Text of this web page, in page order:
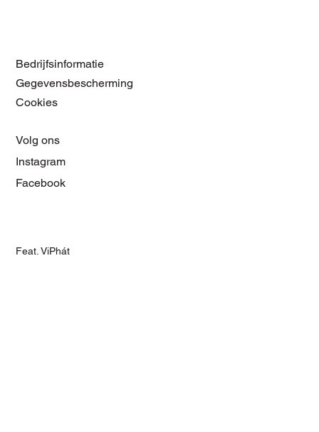
Bedrijfsinformatie
Gegevensbescherming
Cookies
Volg ons
Instagram
Facebook
Feat. ViPhát